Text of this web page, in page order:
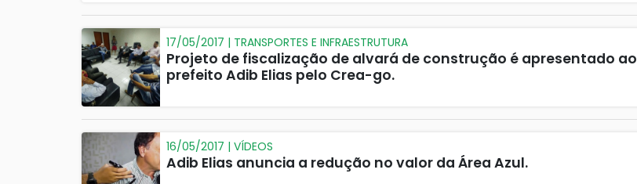
17/05/2017 | TRANSPORTES E INFRAESTRUTURA
Projeto de fiscalização de alvará de construção é apresentado ao
prefeito Adib Elias pelo Crea-go.
16/05/2017 | VÍDEOS
Adib Elias anuncia a redução no valor da Área Azul.